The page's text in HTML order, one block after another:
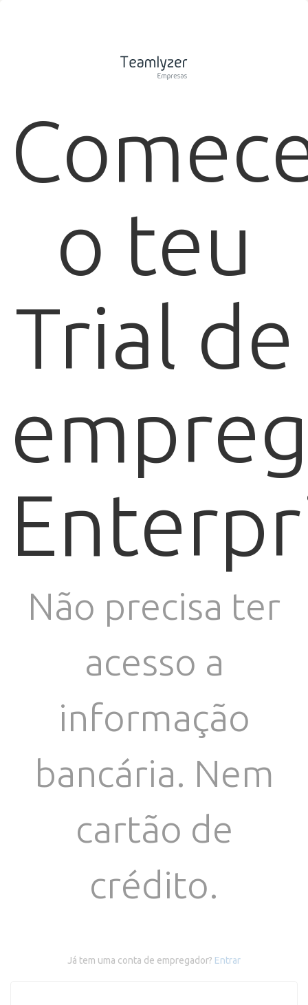
o teu
Trial de
Não precisa ter
acesso a
informação
bancária. Nem
cartão de
crédito.
Já tem uma conta de empregador? Entrar